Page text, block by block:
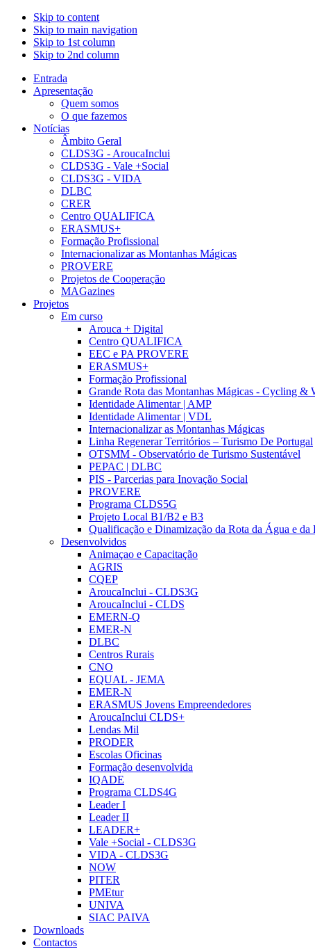
Skip to content
Skip to main navigation
Skip to 1st column
Skip to 2nd column
Entrada
Apresentação
Quem somos
O que fazemos
Notícias
Âmbito Geral
CLDS3G - AroucaInclui
CLDS3G - Vale +Social
CLDS3G - VIDA
DLBC
CRER
Centro QUALIFICA
ERASMUS+
Formação Profissional
Internacionalizar as Montanhas Mágicas
PROVERE
Projetos de Cooperação
MAGazines
Projetos
Em curso
Arouca + Digital
Centro QUALIFICA
EEC e PA PROVERE
ERASMUS+
Formação Profissional
Grande Rota das Montanhas Mágicas - Cycling &
Identidade Alimentar | AMP
Identidade Alimentar | VDL
Internacionalizar as Montanhas Mágicas
Linha Regenerar Territórios – Turismo De Portugal
OTSMM - Observatório de Turismo Sustentável
PEPAC | DLBC
PIS - Parcerias para Inovação Social
PROVERE
Programa CLDS5G
Projeto Local B1/B2 e B3
Qualificação e Dinamização da Rota da Água e da
Desenvolvidos
Animaçao e Capacitação
AGRIS
CQEP
AroucaInclui - CLDS3G
AroucaInclui - CLDS
EMERN-Q
EMER-N
DLBC
Centros Rurais
CNO
EQUAL - JEMA
EMER-N
ERASMUS Jovens Empreendedores
AroucaInclui CLDS+
Lendas Mil
PRODER
Escolas Oficinas
Formação desenvolvida
IQADE
Programa CLDS4G
Leader I
Leader II
LEADER+
Vale +Social - CLDS3G
VIDA - CLDS3G
NOW
PITER
PMEtur
UNIVA
SIAC PAIVA
Downloads
Contactos